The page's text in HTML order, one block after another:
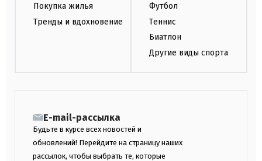
Покупка жилья
Тренды и вдохновение
Футбол
Теннис
Биатлон
Другие виды спорта
E-mail-рассылка
Будьте в курсе всех новостей и
обновлений! Перейдите на страницу наших
рассылок, чтобы выбрать те, которые